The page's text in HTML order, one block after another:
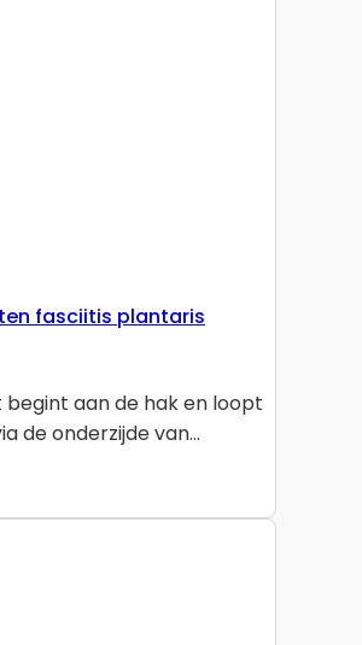
fasciitis plantaris
begint aan de hak en loopt
de onderzijde van…